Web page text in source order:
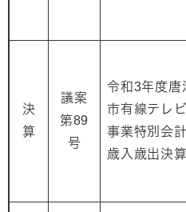
決
算
議案
第89
号
令和3年度唐
市有線テレビ
事業特別会計
歳入歳出決算